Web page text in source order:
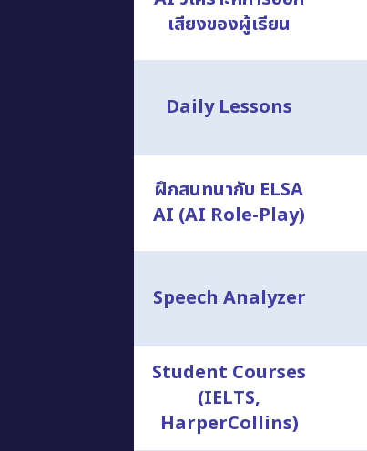
เสียงของผู้เรียน
Daily Lessons
ฝึกสนทนากับ ELSA
AI (AI Role-Play)
Speech Analyzer
Student Courses
(IELTS,
HarperCollins)